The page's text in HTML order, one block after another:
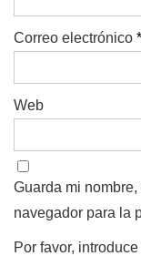
Correo electrónico *
Web
Guarda mi
navegador para la
Por favor,